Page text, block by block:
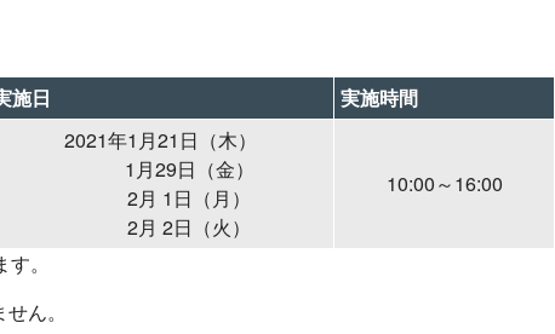
施日 実施時間
2021年1月21日（木）
1月29日（金）
2月 1日（月）
2月 2日（火）
10:00～16:00
。
ん。